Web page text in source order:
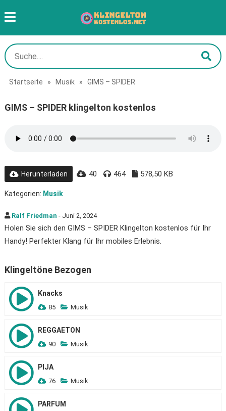
Startseite » Musik » GIMS – SPIDER
GIMS – SPIDER klingelton kostenlos
Herunterladen 40 464 578,50 KB
Kategorien: Musik
Ralf Friedman - Juni 2, 2024
Holen Sie sich den GIMS – SPIDER Klingelton kostenlos für Ihr
Handy! Perfekter Klang für Ihr mobiles Erlebnis.
Klingeltöne Bezogen
Knacks
85 Musik
REGGAETON
90 Musik
PIJA
76 Musik
PARFUM